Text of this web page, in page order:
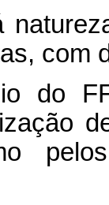
com
do